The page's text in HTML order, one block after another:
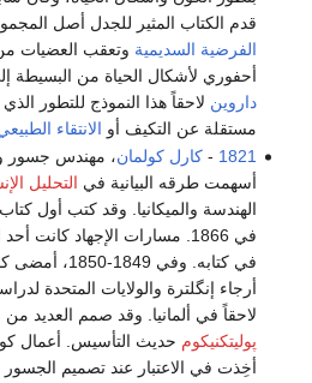
قدم الكتاب المثير للجدل أصل
الفرضية السديمية وتعقب العضيات
أحفوري لأشكال الحياة من البسيطة
داروين لاحقاً هذا النموذج للتطور
مستقلة عن التكيف أو الانتقاء
1821
-كارل كولمان، مهندس جسور
أسهمت طرقه البيانية في التحليل
الهندسة والميكانيا. وقد كتب أول كتاب
في 1866. مسارات الإجهاد كانت
في كتابه. وفي
أرجاء إنگلترة والولايات المتحدة
لاحقاً في ألمانيا. وقد صمم العديد
پوليتكنيكوم حديث التأسيس. أعمال
أخِذت في الاعتبار عند تصميم